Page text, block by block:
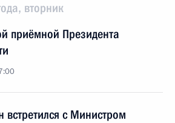
вторник
приёмной Президента
с Министром